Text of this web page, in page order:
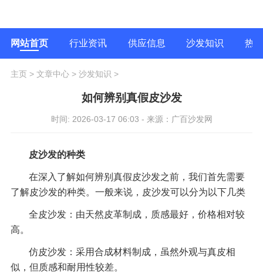
网站首页 行业资讯 供应信息 沙发知识 热
主页> 文章中心> 沙发知识 >
如何辨别真假皮沙发
时间: 2026-03-17 06:03 - 来源：广百沙发网
皮沙发的种类
在深入了解如何辨别真假皮沙发之前，我们首先需要
了解皮沙发的种类。一般来说，皮沙发可以分为以下几类
全皮沙发：由天然皮革制成，质感最好，价格相对较
高。
仿皮沙发：采用合成材料制成，虽然外观与真皮相
似，但质感和耐用性较差。